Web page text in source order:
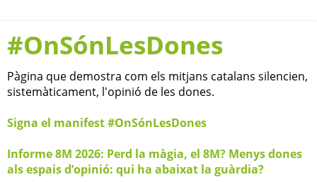
#OnSónLesDones
Pàgina que demostra com els mitjans catalans silencien,
sistemàticament, l'opinió de les dones.
Signa el manifest #OnSónLesDones
Informe 8M 2026: Perd la màgia, el 8M? Menys dones
als espais d’opinió: qui ha abaixat la guàrdia?